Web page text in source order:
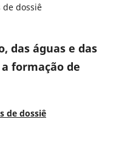
de dossiê
das águas e das
formação de
de dossiê